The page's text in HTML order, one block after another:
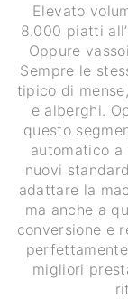
Elevato
8.000 piatti
Oppure
Sempre le
tipico di
e alberghi.
questo
automatico a
nuovi
adattare la
ma anche a
conversione e
migliori